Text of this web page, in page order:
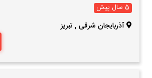
5 سال پیش
آذربایجان شرقی ,تبریز